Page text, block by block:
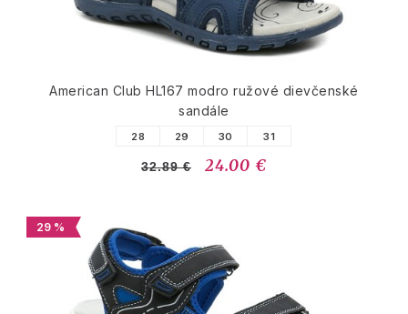
American Club HL167 modro ružové dievčenské
sandále
28 29 30 31
32.89 € 24.00 €
29 %